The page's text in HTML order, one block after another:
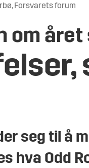
Forsvarets forum
om
seg til å
hva Odd